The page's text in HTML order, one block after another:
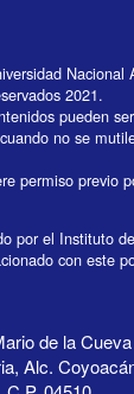
2021.
pueden
no se
permiso previo
por el Instituto
con este
de la
Alc.